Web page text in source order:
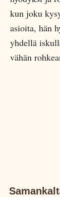
kun joku
asioita, hän
yhdellä
vähän